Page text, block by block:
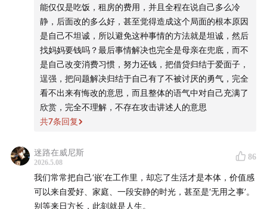
能仅仅是吃饭，租房的费用，并且全程在说自己多么冷
静，后面改的多么好，甚至觉得造成这个局面的根本原因
是自己不坦诚，所以避免这种事情的方法就是坦诚，然后
找妈妈要钱吗？最后事情解决也完全是母亲在兜底，而不
是自己改变消费习惯，努力还钱，把借贷归结于爱面子，
逞强，把问题解决归结于自己有了不被讨厌的勇气，完全
看不出来有悔改的意思，而且整体的语气中对自己充满了
欣赏，完全不理解，不存在攻击讲述人的意思
共7条回复
迷路在威尼斯
2026.5.08
86
我们常常把自己‘嵌’在工作里，却忘了生活才是本体，价值感
可以来自爱好、家庭、一段安静的时光，甚至是‘无用之事’。
别等来日方长，此刻就是人生。